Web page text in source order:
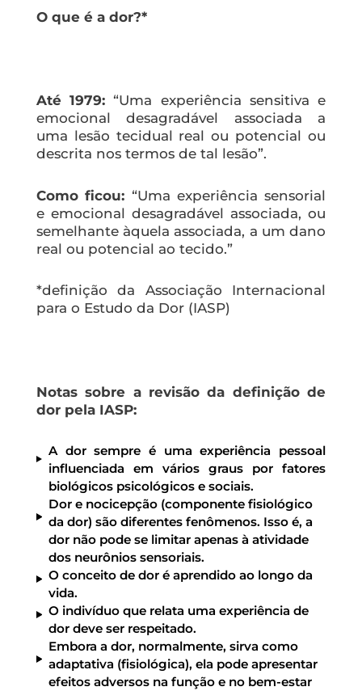
O que é a dor?*
Até 1979: “Uma experiência sensitiva e
emocional desagradável associada a
uma lesão tecidual real ou potencial ou
descrita nos termos de tal lesão”.
Como ficou: “Uma experiência sensorial
e emocional desagradável associada, ou
semelhante àquela associada, a um dano
real ou potencial ao tecido.”
*definição da Associação Internacional
para o Estudo da Dor (IASP)
Notas sobre a revisão da definição de
dor pela IASP:
A dor sempre é uma experiência pessoal
influenciada em vários graus por fatores
biológicos psicológicos e sociais.
Dor e nocicepção (componente fisiológico
da dor) são diferentes fenômenos. Isso é, a
dor não pode se limitar apenas à atividade
dos neurônios sensoriais.
O conceito de dor é aprendido ao longo da
vida.
O indivíduo que relata uma experiência de
dor deve ser respeitado.
Embora a dor, normalmente, sirva como
adaptativa (fisiológica), ela pode apresentar
efeitos adversos na função e no bem-estar